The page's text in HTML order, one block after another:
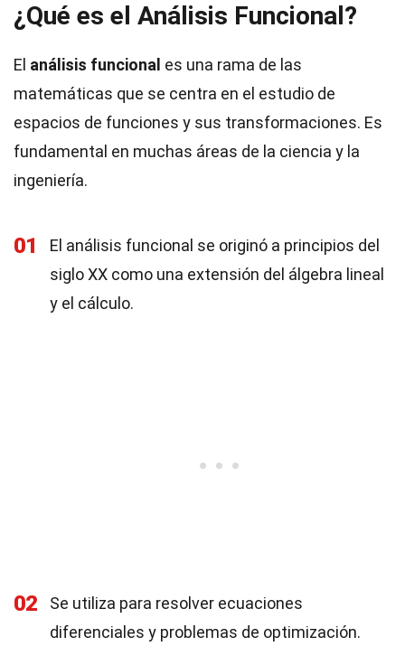
¿Qué es el Análisis Funcional?
El análisis funcional es una rama de las
matemáticas que se centra en el estudio de
espacios de funciones y sus transformaciones. Es
fundamental en muchas áreas de la ciencia y la
ingeniería.
01
El análisis funcional se originó a principios del
siglo XX como una extensión del álgebra lineal
y el cálculo.
02
Se utiliza para resolver ecuaciones
diferenciales y problemas de optimización.